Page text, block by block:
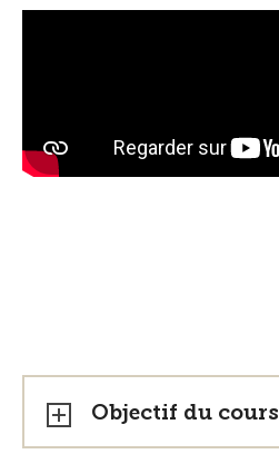
Objectif du cours